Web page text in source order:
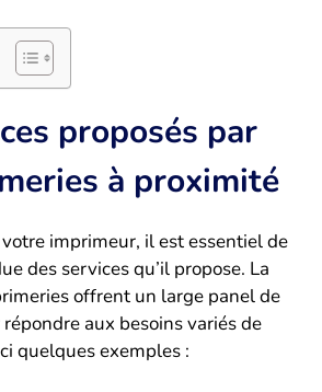
proposés par
à proximité
imprimeur, il est essentiel de
des services qu’il propose. La
offrent un large panel de
aux besoins variés de
quelques exemples :